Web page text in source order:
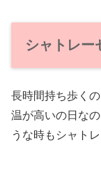
シャトレー
長時間持ち歩く
温が高いの日な
うな時もシャト